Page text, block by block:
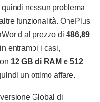
nessun problema
funzionalità. OnePlus
al prezzo di 486,89
entrambi i casi,
12 GB di RAM e 512
un ottimo affare.
Global di